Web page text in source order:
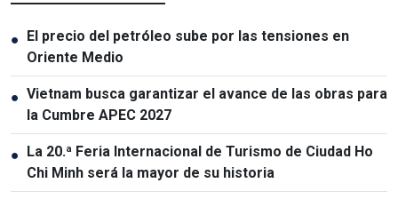
● El precio del petróleo sube por las tensiones en
Oriente Medio
● Vietnam busca garantizar el avance de las obras para
la Cumbre APEC 2027
● La 20.ª Feria Internacional de Turismo de Ciudad Ho
Chi Minh será la mayor de su historia